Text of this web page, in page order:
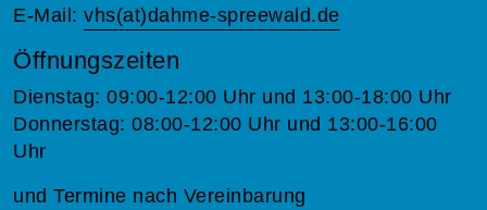
E-Mail: vhs(at)dahme-spreewald.de
Öffnungszeiten
Dienstag: 09:00-12:00 Uhr und 13:00-18:00 Uhr
Donnerstag: 08:00-12:00 Uhr und 13:00-16:00
Uhr
und Termine nach Vereinbarung